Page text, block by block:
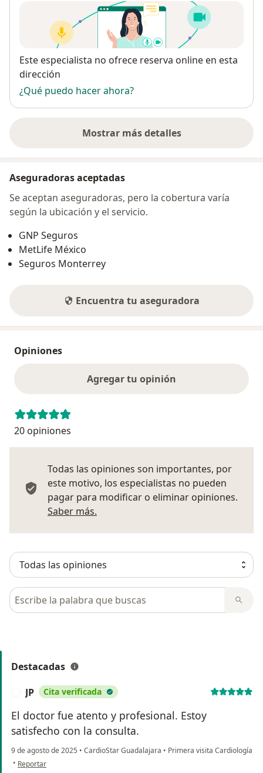
Disponibilidad
Este especialista no ofrece reserva online en esta
dirección
¿Qué puedo hacer ahora?
Mostrar más detalles
sobre la dirección
Aseguradoras aceptadas
Se aceptan aseguradoras, pero la cobertura varía
según la ubicación y el servicio.
GNP Seguros
MetLife México
Seguros Monterrey
Encuentra tu aseguradora
Opiniones
Agregar tu opinión
20 opiniones
Todas las opiniones son importantes, por
este motivo, los especialistas no pueden
pagar para modificar o eliminar opiniones.
Saber más.
Busca en opiniones
Destacadas
JP Cita verificada
El doctor fue atento y profesional. Estoy
satisfecho con la consulta.
9 de agosto de 2025 • CardioStar Guadalajara • Primera visita Cardiología
• en opinión del usuario JP
Reportar